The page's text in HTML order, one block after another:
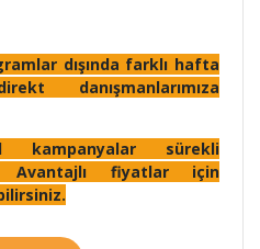
dışında farklı hafta
danışmanlarımıza
sürekli
Avantajlı fiyatlar için